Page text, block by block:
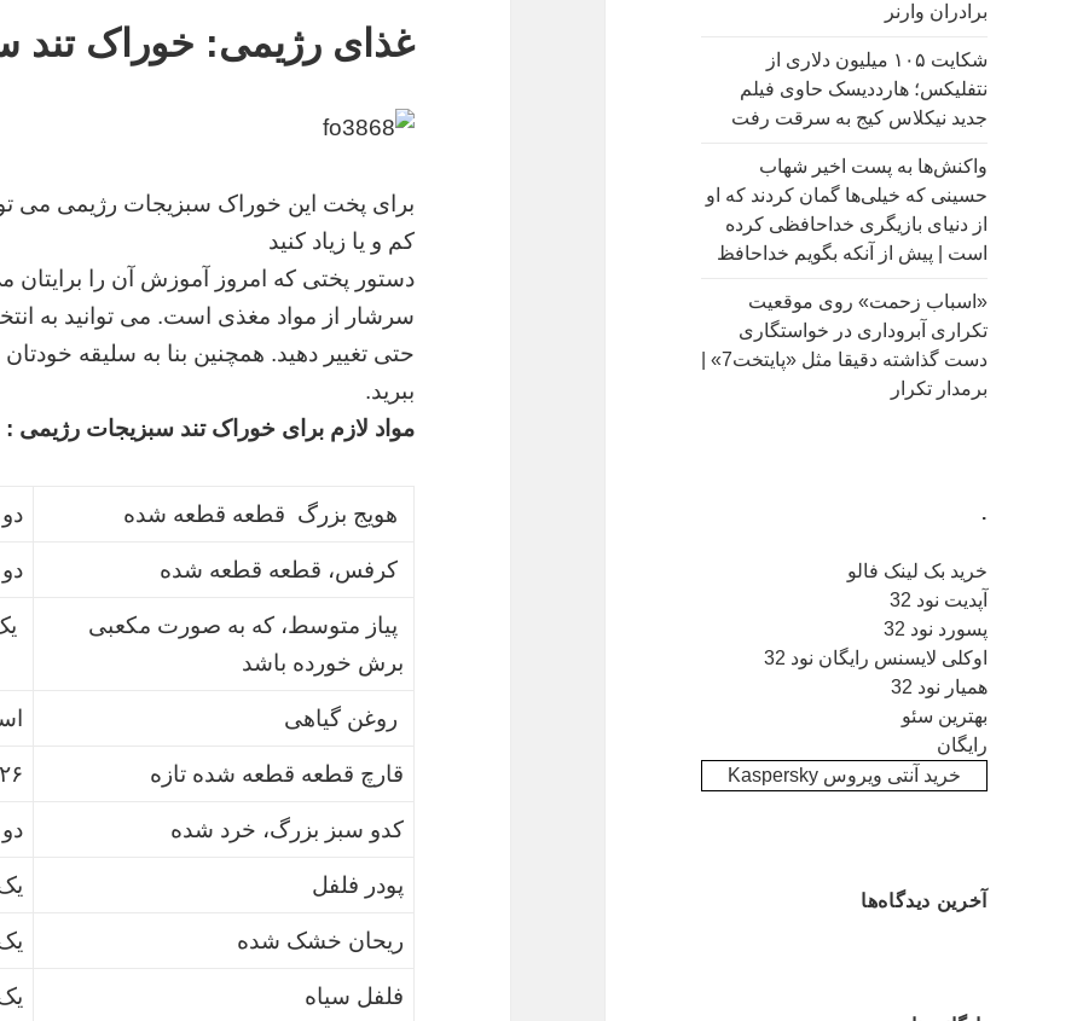
برادران وارنر
شکایت ۱۰۵ میلیون دلاری از
نتفلیکس؛ هارددیسک حاوی فیلم
جدید نیکلاس کیج به سرقت رفت
واکنش‌ها به پست اخیر شهاب
حسینی که خیلی‌ها گمان کردند که او
از دنیای بازیگری خداحافظی کرده
است | پیش از آنکه بگویم خداحافظ
«اسباب زحمت» روی موقعیت
تکراری آبروداری در خواستگاری
دست گذاشته دقیقا مثل «پایتخت7» |
برمدار تکرار
.
خرید بک لینک فالو
آپدیت نود 32
پسورد نود 32
اوکلی لایسنس رایگان نود 32
همیار نود 32
بهترین سئو
رایگان
خرید آنتی ویروس Kaspersky
آخرین دیدگاه‌ها
غذای رژیمی: خوراک تند
برای پخت این خوراک سبزیجات رژیمی می
کم و یا زیاد کنید
دستور پختی که امروز آموزش آن را برایتان
سرشار از مواد مغذی است. می توانید به
حتی تغییر دهید. همچنین بنا به سلیقه خودتان
ببرید.
مواد لازم برای خوراک تند سبزیجات رژیمی :
هویج بزرگ قطعه قطعه شده
کرفس، قطعه قطعه شده
پیاز متوسط، که به صورت مکعبی
برش خورده باشد
روغن گیاهی
قارچ قطعه قطعه شده تازه ۲۲۶
کدو سبز بزرگ، خرد شده
پودر فلفل
ریحان خشک شده
فلفل سیاه